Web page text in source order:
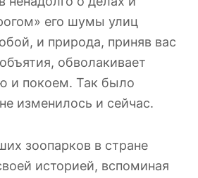
его шумы улиц
и природа, приняв вас
обволакивает
и покоем. Так было
изменилось и сейчас.
зоопарков в стране
историей, вспоминая